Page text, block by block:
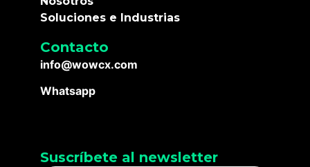
Soluciones e Industrias
Contacto
info@wowcx.com
Whatsapp
Suscríbete al newsletter